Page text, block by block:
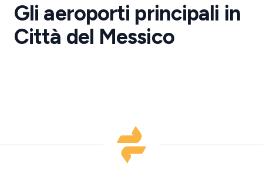
Gli aeroporti principali in
Città del Messico
del
·
MEX
del
Messico
Angeles
·